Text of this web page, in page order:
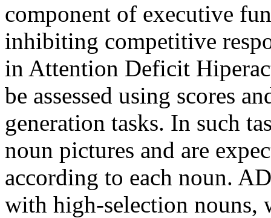
component of executive
inhibiting competitive
in Attention Deficit
be assessed using scores
generation tasks. In such
noun pictures and are
according to each noun.
with high-selection nouns,